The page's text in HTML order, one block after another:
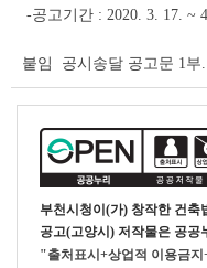
-공고기간 : 2020. 3. 17. ~
붙임 공시송달 공고문 1
부천시청이(가) 창작한 건축
공고(고양시) 저작물은 공공
"출처표시+상업적 이용금